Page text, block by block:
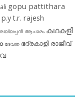
gopu pattithara
t.r. rajesh
ആചാരം കഥകളി
ദേവത ഭദ്രകാളി രാജീവ്